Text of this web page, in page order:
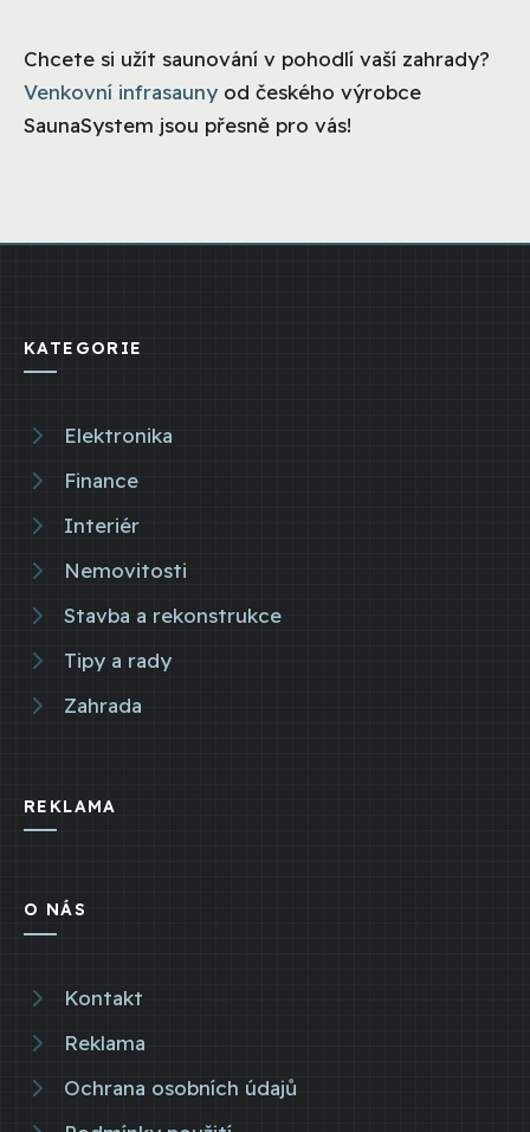
Chcete si užít saunování v pohodlí vaší zahrady?
Venkovní infrasauny od českého výrobce
SaunaSystem jsou přesně pro vás!
KATEGORIE
Elektronika
Finance
Interiér
Nemovitosti
Stavba a rekonstrukce
Tipy a rady
Zahrada
REKLAMA
O NÁS
Kontakt
Reklama
Ochrana osobních údajů